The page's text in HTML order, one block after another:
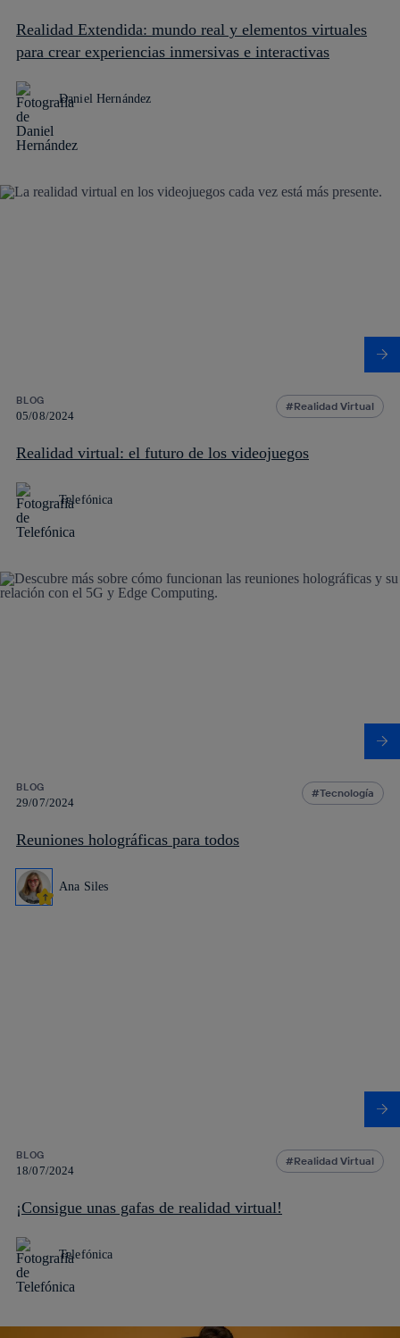
Realidad Extendida: mundo real y elementos virtuales
para crear experiencias inmersivas e interactivas
Daniel Hernández
BLOG
05/08/2024
Realidad Virtual
Realidad virtual: el futuro de los videojuegos
Telefónica
BLOG
29/07/2024
Tecnología
Reuniones holográficas para todos
Ana Siles
BLOG
18/07/2024
Realidad Virtual
¡Consigue unas gafas de realidad virtual!
Telefónica